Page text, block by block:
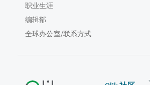
职业生涯
编辑部
全球办公室/联系方式